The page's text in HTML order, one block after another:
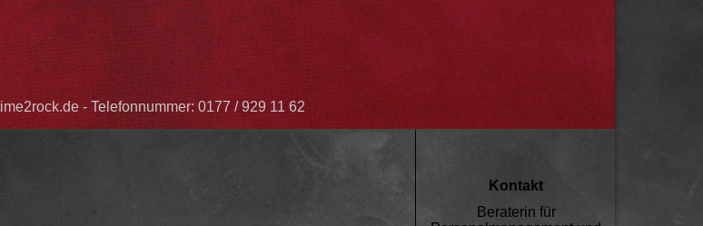
- Telefonnummer: 0177 / 929 11 62
Kontakt
Beraterin für